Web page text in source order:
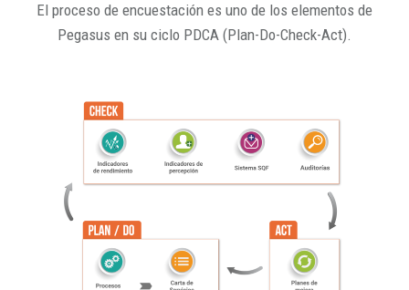
El proceso de encuestación es uno de los elementos de
Pegasus en su ciclo PDCA (Plan-Do-Check-Act).